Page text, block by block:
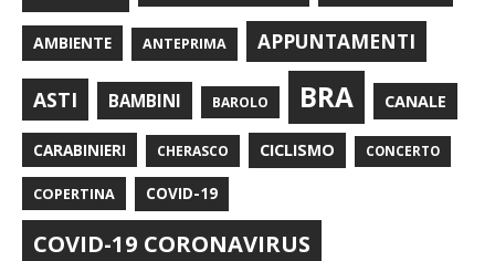
AMBIENTE ANTEPRIMA APPUNTAMENTI
ASTI BAMBINI BAROLO BRA CANALE
CARABINIERI CHERASCO CICLISMO CONCERTO
COPERTINA COVID-19
COVID-19 CORONAVIRUS